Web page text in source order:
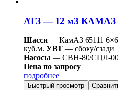
АТЗ — 12 м3 КАМАЗ
Шасси — КамАЗ 65111 6×6
куб.м. УВТ — сбоку/сзади
Насосы — СВН-80/СЦЛ-00
Цена по запросу
подробнее
Быстрый просмотр